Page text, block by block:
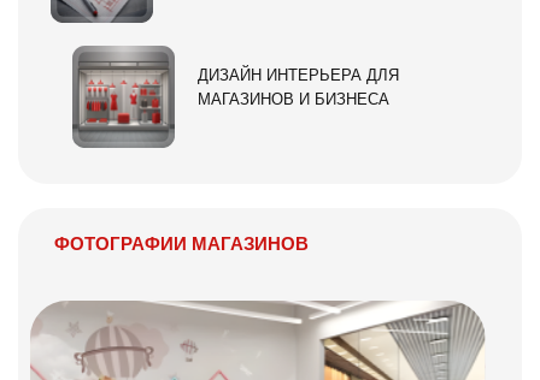
ДИЗАЙН ИНТЕРЬЕРА ДЛЯ
МАГАЗИНОВ И БИЗНЕСА
ФОТОГРАФИИ МАГАЗИНОВ